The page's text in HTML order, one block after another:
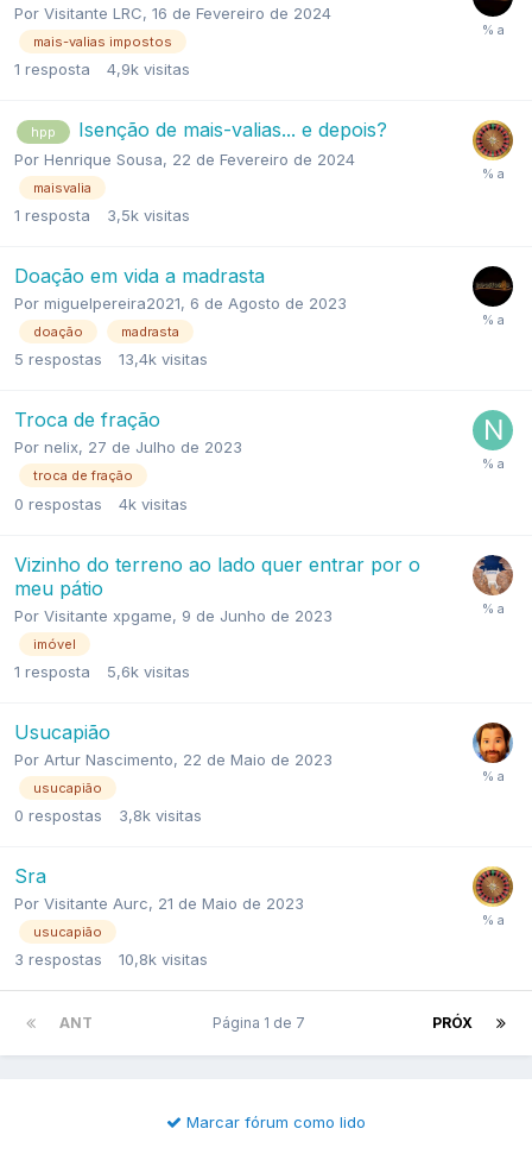
Por Visitante LRC, 16 de Fevereiro de 2024
mais-valias impostos
1 resposta 4,9k visitas
hpp Isenção de mais-valias... e depois?
Por Henrique Sousa, 22 de Fevereiro de 2024
maisvalia
1 resposta 3,5k visitas
Doação em vida a madrasta
Por miguelpereira2021, 6 de Agosto de 2023
doação madrasta
5 respostas 13,4k visitas
Troca de fração
Por nelix, 27 de Julho de 2023
troca de fração
0 respostas 4k visitas
Vizinho do terreno ao lado quer entrar por o
meu pátio
Por Visitante xpgame, 9 de Junho de 2023
imóvel
1 resposta 5,6k visitas
Usucapião
Por Artur Nascimento, 22 de Maio de 2023
usucapião
0 respostas 3,8k visitas
Sra
Por Visitante Aurc, 21 de Maio de 2023
usucapião
3 respostas 10,8k visitas
ANT PRÓX
Página 1 de 7
Marcar fórum como lido